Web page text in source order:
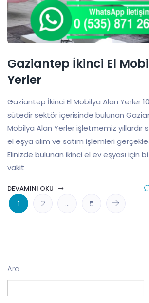
Gaziantep İkinci El
Yerler
Gaziantep İkinci El Mobilya Alan Yerler
sütedir sektör içerisinde bulunan
Mobilya Alan Yerler işletmemiz yıllardır
el eşya alım ve satım işlemleri
Elinizde bulunan ikinci el ev eşyası için
vakit
DEVAMINI OKU
1 2 … 5
Ara